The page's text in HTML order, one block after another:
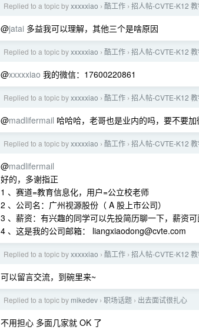
Replied to a topic byxxxxxiao › 酷工作 › 招人帖-CVTE-K12 教
@jatai 多益我可以理解，其他三个是啥原因
Replied to a topic byxxxxxiao › 酷工作 › 招人帖-CVTE-K12 教
@xxxxxiao 我的微信：17600220861
Replied to a topic byxxxxxiao › 酷工作 › 招人帖-CVTE-K12 教
@madlifermail 哈哈哈，老哥也是业内的吗，要不要
Replied to a topic byxxxxxiao › 酷工作 › 招人帖-CVTE-K12 教
@madlifermail
好的，多谢指正
1 、赛道=教育信息化，用户=公立校老师
2 、公司名：广州视源股份（ A 股上市公司）
3 、薪资：有兴趣的同学可以先投简历聊一下，薪资可
4 、这是我的公司邮箱： liangxiaodong@cvte.com
Replied to a topic byxxxxxiao › 酷工作 › 招人帖-CVTE-K12 教
可以留言交流，到碗里来~
Replied to a topic by mikedev › 职场话题 › 出去面试很扎心
不用担心 多面几家就 OK 了